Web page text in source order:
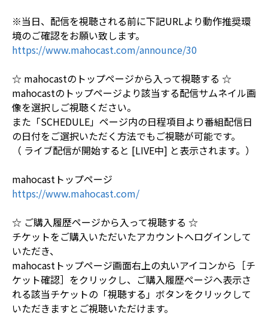
※当日、配信を視聴される前に下記URLより動作推奨環
境のご確認をお願い致します。
https://www.mahocast.com/announce/30
☆ mahocastのトップページから入って視聴する ☆
mahocastのトップページより該当する配信サムネイル画
像を選択しご視聴ください。
また「SCHEDULE」ページ内の日程項目より番組配信日
の日付をご選択いただく方法でもご視聴が可能です。
（ ライブ配信が開始すると [LIVE中] と表示されます。）
mahocastトップページ
https://www.mahocast.com/
☆ ご購入履歴ページから入って視聴する ☆
チケットをご購入いただいたアカウントへログインして
いただき、
mahocastトップページ画面右上の丸いアイコンから［チ
ケット確認］をクリックし、ご購入履歴ページへ表示さ
れる該当チケットの「視聴する」ボタンをクリックして
いただきますとご視聴いただけます。